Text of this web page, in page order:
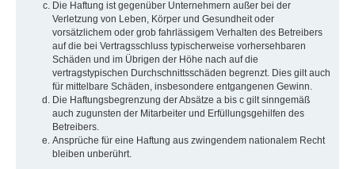
Die Haftung ist gegenüber Unternehmern außer bei der
Verletzung von Leben, Körper und Gesundheit oder
vorsätzlichem oder grob fahrlässigem Verhalten des Betreibers
auf die bei Vertragsschluss typischerweise vorhersehbaren
Schäden und im Übrigen der Höhe nach auf die
vertragstypischen Durchschnittsschäden begrenzt. Dies gilt auch
für mittelbare Schäden, insbesondere entgangenen Gewinn.
Die Haftungsbegrenzung der Absätze a bis c gilt sinngemäß
auch zugunsten der Mitarbeiter und Erfüllungsgehilfen des
Betreibers.
Ansprüche für eine Haftung aus zwingendem nationalem Recht
bleiben unberührt.